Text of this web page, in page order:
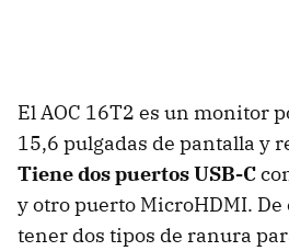
El AOC 16T2 es un monitor
15,6 pulgadas de pantalla y
Tiene dos puertos USB-C
y otro puerto MicroHDMI. De
tener dos tipos de ranura